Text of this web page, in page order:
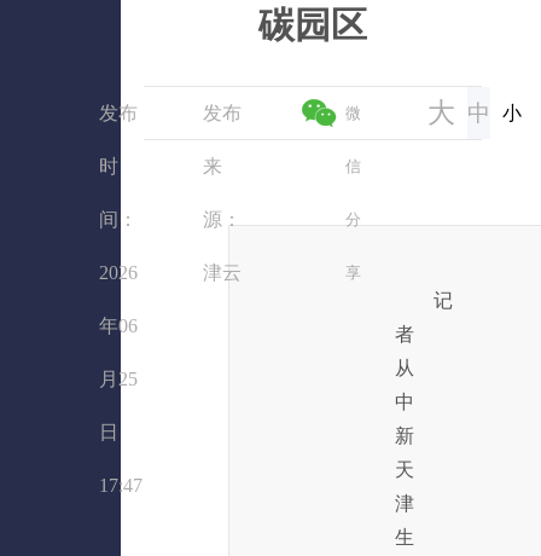
碳园区
发布
时
间：
2026
年06
月25
日
17:47
发布
来
源：
津云
微
信
分
享
大 中 小
记
者
从
中
新
天
津
生